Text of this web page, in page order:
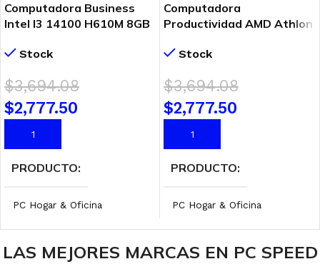
Computadora Business
Intel I3 14100 H610M 8GB
Stock
$3,694.08
$2,777.50
AÑADIR AL CARRITO
PRODUCTO
PC Hogar & Oficina
MARCA Intel
Computadora
Productividad AMD Athlon
SSD 21.5″ FHD
Stock
$3,694.08
$2,777.50
AÑADIR AL CARRITO
PRODUCTO
PC Hogar & Oficina
MARCA AMD
LAS MEJORES MARCAS EN PC SPEED